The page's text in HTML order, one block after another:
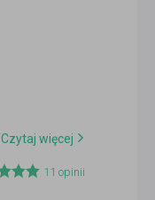
Czytaj więcej
11 opinii